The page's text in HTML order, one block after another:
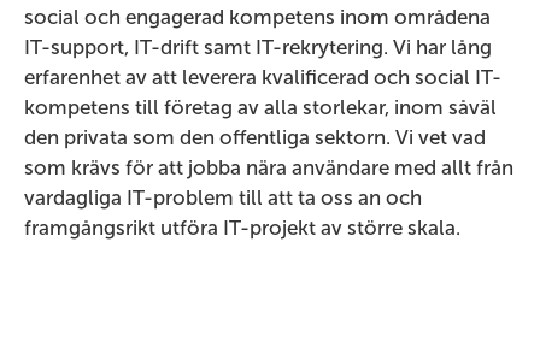
social och engagerad kompetens inom områdena
IT-support, IT-drift samt IT-rekrytering. Vi har lång
erfarenhet av att leverera kvalificerad och social IT-
kompetens till företag av alla storlekar, inom såväl
den privata som den offentliga sektorn. Vi vet vad
som krävs för att jobba nära användare med allt från
vardagliga IT-problem till att ta oss an och
framgångsrikt utföra IT-projekt av större skala.